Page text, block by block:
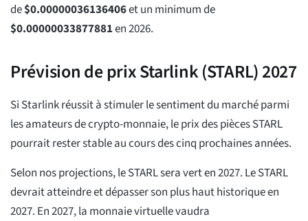
de$0.00000036136406et un minimum de
$0.00000033877881en 2026.
Prévision de prix Starlink (STARL) 2027
Si Starlink réussit à stimuler le sentiment du marché parmi
les amateurs de crypto-monnaie, le prix des pièces STARL
pourrait rester stable au cours des cinq prochaines années.
Selon nos projections, le STARL sera vert en 2027. Le STARL
devrait atteindre et dépasser son plus haut historique en
2027. En 2027, la monnaie virtuelle vaudra